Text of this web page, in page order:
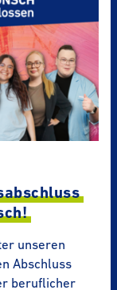
unseren
Abschluss
beruflicher